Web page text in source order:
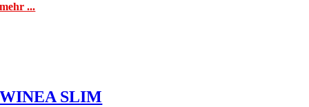
mehr ...
WINEA SLIM